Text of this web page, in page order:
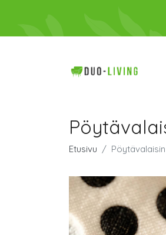
Etusivu